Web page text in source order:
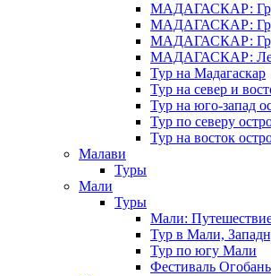
МАДАГАСКАР:
МАДАГАСКАР:
МАДАГАСКАР:
МАДАГАСКАР:
Тур на Мадагаскар
Тур на север и
Тур на юго-запад
Тур по северу
Тур на восток
Малави
Туры
Мали
Туры
Мали:
Тур в Мали,
Тур по югу Мали
Фестиваль